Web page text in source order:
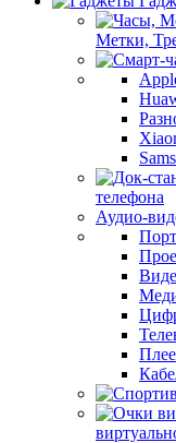
Метки,
телефона
Аудио-